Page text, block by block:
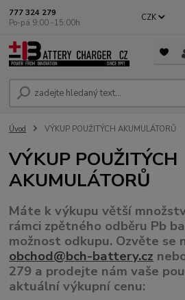
CZK
777 324 279
Po-pá 9:00 -15:00h
Úvod VÝKUP POUŽITÝCH AKUMULÁTORŮ
VÝKUP POUŽITÝCH
AKUMULÁTORŮ
Máte k výkupu větší
rámci zpětného odběru Pb
možnost odkupu. Ozvěte se
obchod@bch-battery.cz
279 a prodejte nám vaše
aktuální výkupní cenu: